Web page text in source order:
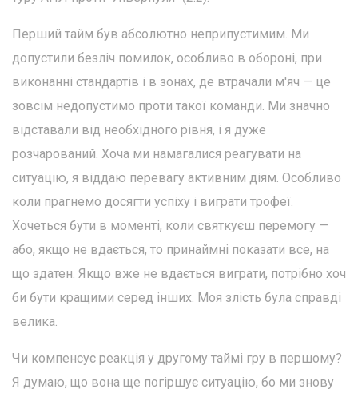
Перший тайм був абсолютно неприпустимим. Ми
допустили безліч помилок, особливо в обороні, при
виконанні стандартів і в зонах, де втрачали м'яч — це
зовсім недопустимо проти такої команди. Ми значно
відставали від необхідного рівня, і я дуже
розчарований. Хоча ми намагалися реагувати на
ситуацію, я віддаю перевагу активним діям. Особливо
коли прагнемо досягти успіху і виграти трофеї.
Хочеться бути в моменті, коли святкуєш перемогу —
або, якщо не вдається, то принаймні показати все, на
що здатен. Якщо вже не вдається виграти, потрібно хоч
би бути кращими серед інших. Моя злість була справді
велика.
Чи компенсує реакція у другому таймі гру в першому?
Я думаю, що вона ще погіршує ситуацію, бо ми знову